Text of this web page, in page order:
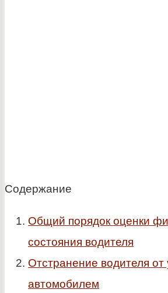
Содержание
Общий порядок оценки
состояния водителя
Отстранение водителя от
автомобилем